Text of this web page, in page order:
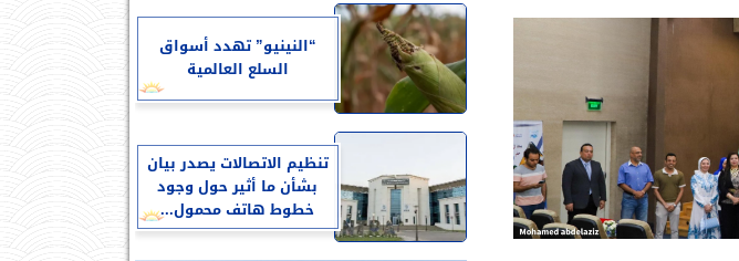
“النينيو” تهدد أسواق
السلع العالمية
تنظيم الاتصالات يصدر بيان
بشأن ما أثير حول وجود
خطوط هاتف محمول...